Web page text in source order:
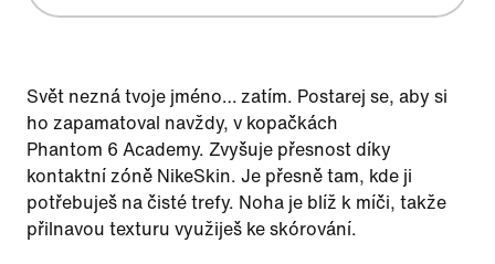
Svět nezná tvoje jméno… zatím. Postarej se, aby si
ho zapamatoval navždy, v kopačkách
Phantom 6 Academy. Zvyšuje přesnost díky
kontaktní zóně NikeSkin. Je přesně tam, kde ji
potřebuješ na čisté trefy. Noha je blíž k míči, takže
přilnavou texturu využiješ ke skórování.